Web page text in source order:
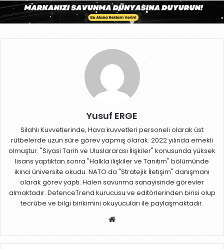
Yusuf ERGE
Silahlı Kuvvetlerinde, Hava kuvvetleri personeli olarak üst
rütbelerde uzun süre görev yapmış olarak. 2022 yılında emekli
olmuştur. "Siyasi Tarih ve Uluslararası İlişkiler" konusunda yüksek
lisans yaptıktan sonra "Halkla ilişkiler ve Tanıtım" bölümünde
ikinci üniversite okudu. NATO da "Stratejik İletişim" danışmanı
olarak görev yaptı. Halen savunma sanayisinde görevler
almaktadır. DefenceTrend kurucusu ve editörlerinden birisi olup
tecrübe ve bilgi birikimini okuyucuları ile paylaşmaktadır.
sit